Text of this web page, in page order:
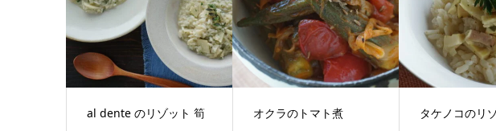
al dente のリゾット 筍 オクラのトマト煮 タケノコのリ